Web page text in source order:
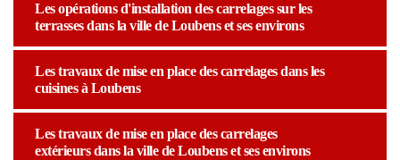
Les opérations d'installation des carrelages sur les
terrasses dans la ville de Loubens et ses environs
Les travaux de mise en place des carrelages dans les
cuisines à Loubens
Les travaux de mise en place des carrelages
extérieurs dans la ville de Loubens et ses environs